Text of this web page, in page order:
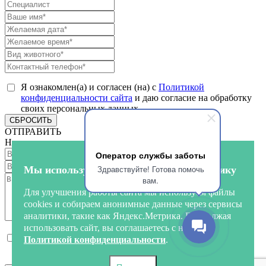
Оператор службы заботы
Здравствуйте! Готова помочь
вам.
Я ознакомлен(а) и согласен (на) с Политикой
конфиденциальности сайта и даю согласие на обработку
своих персональных данных
СБРОСИТЬ
ОТПРАВИТЬ
Напишите нам
Я ознакомлен(а) и согласен (на) сПолитикой
конфиденциальности сайта
своих персональных данных
Мы используем куки и собираем аналитику
Для улучшения работы сайта мы используем файлы
cookies и собираем анонимные данные через сервисы
аналитики, такие как Яндекс.Метрика. Продолжая
использовать сайт, вы соглашаетесь с нашей
Политикой конфиденциальности.